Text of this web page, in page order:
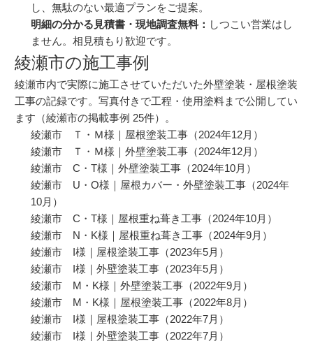
し、無駄のない最適プランをご提案。
明細の分かる見積書・現地調査無料： しつこい営業はし
ません。相見積もり歓迎です。
綾瀬市の施工事例
綾瀬市内で実際に施工させていただいた外壁塗装・屋根塗装
工事の記録です。写真付きで工程・使用塗料まで公開してい
ます（綾瀬市の掲載事例 25件）。
綾瀬市 Ｔ・Ｍ様｜屋根塗装工事 （2024年12月）
綾瀬市 Ｔ・Ｍ様｜外壁塗装工事 （2024年12月）
綾瀬市 C・T様｜外壁塗装工事 （2024年10月）
綾瀬市 U・O様｜屋根カバー・外壁塗装工事 （2024年
10月）
綾瀬市 C・T様｜屋根重ね葺き工事 （2024年10月）
綾瀬市 N・K様｜屋根重ね葺き工事 （2024年9月）
綾瀬市 I様｜屋根塗装工事 （2023年5月）
綾瀬市 I様｜外壁塗装工事 （2023年5月）
綾瀬市 M・K様｜外壁塗装工事 （2022年9月）
綾瀬市 M・K様｜屋根塗装工事 （2022年8月）
綾瀬市 I様｜屋根塗装工事 （2022年7月）
綾瀬市 I様｜外壁塗装工事 （2022年7月）